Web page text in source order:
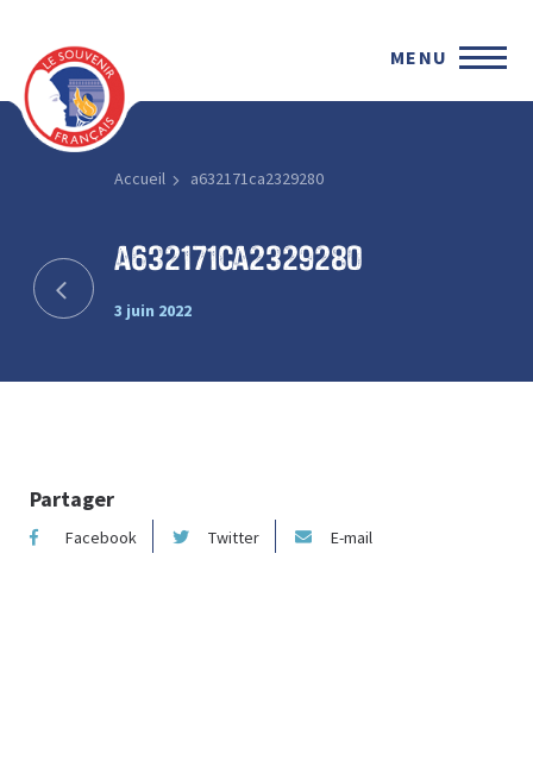
MENU
Accueil a632171ca2329280
a632171ca2329280
3 juin 2022
Partager
Facebook Twitter E-mail